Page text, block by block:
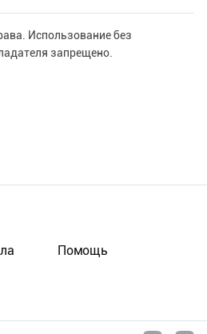
Использование без
запрещено.
Помощь